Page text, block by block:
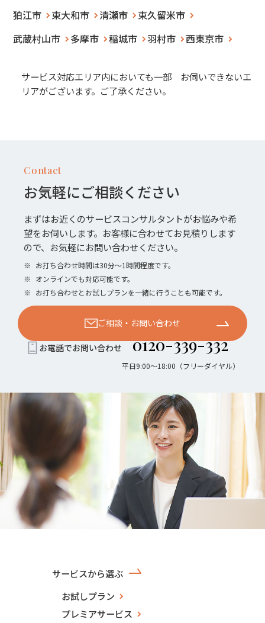
狛江市
東大和市 清瀬市
東久留米市
武蔵村山市
多摩市 稲城市 羽村市 西東京市
サービス対応エリア内においても一部 お伺いできないエ
リアがございます。ご了承ください。
Contact
お気軽にご相談ください
まずはお近くのサービスコンサルタントがお悩みや希
望をお伺いします。お客様に合わせてお見積りします
ので、お気軽にお問い合わせください。
※ お打ち合わせ時間は30分〜1時間程度です。
※ オンラインでも対応可能です。
※ お打ち合わせとお試しプランを一緒に行うことも可能です。
ご相談・お問い合わせ
お電話でお問い合わせ 0120-339-332
平日9:00〜18:00（フリーダイヤル）
サービスから選ぶ
お試しプラン
プレミアサービス